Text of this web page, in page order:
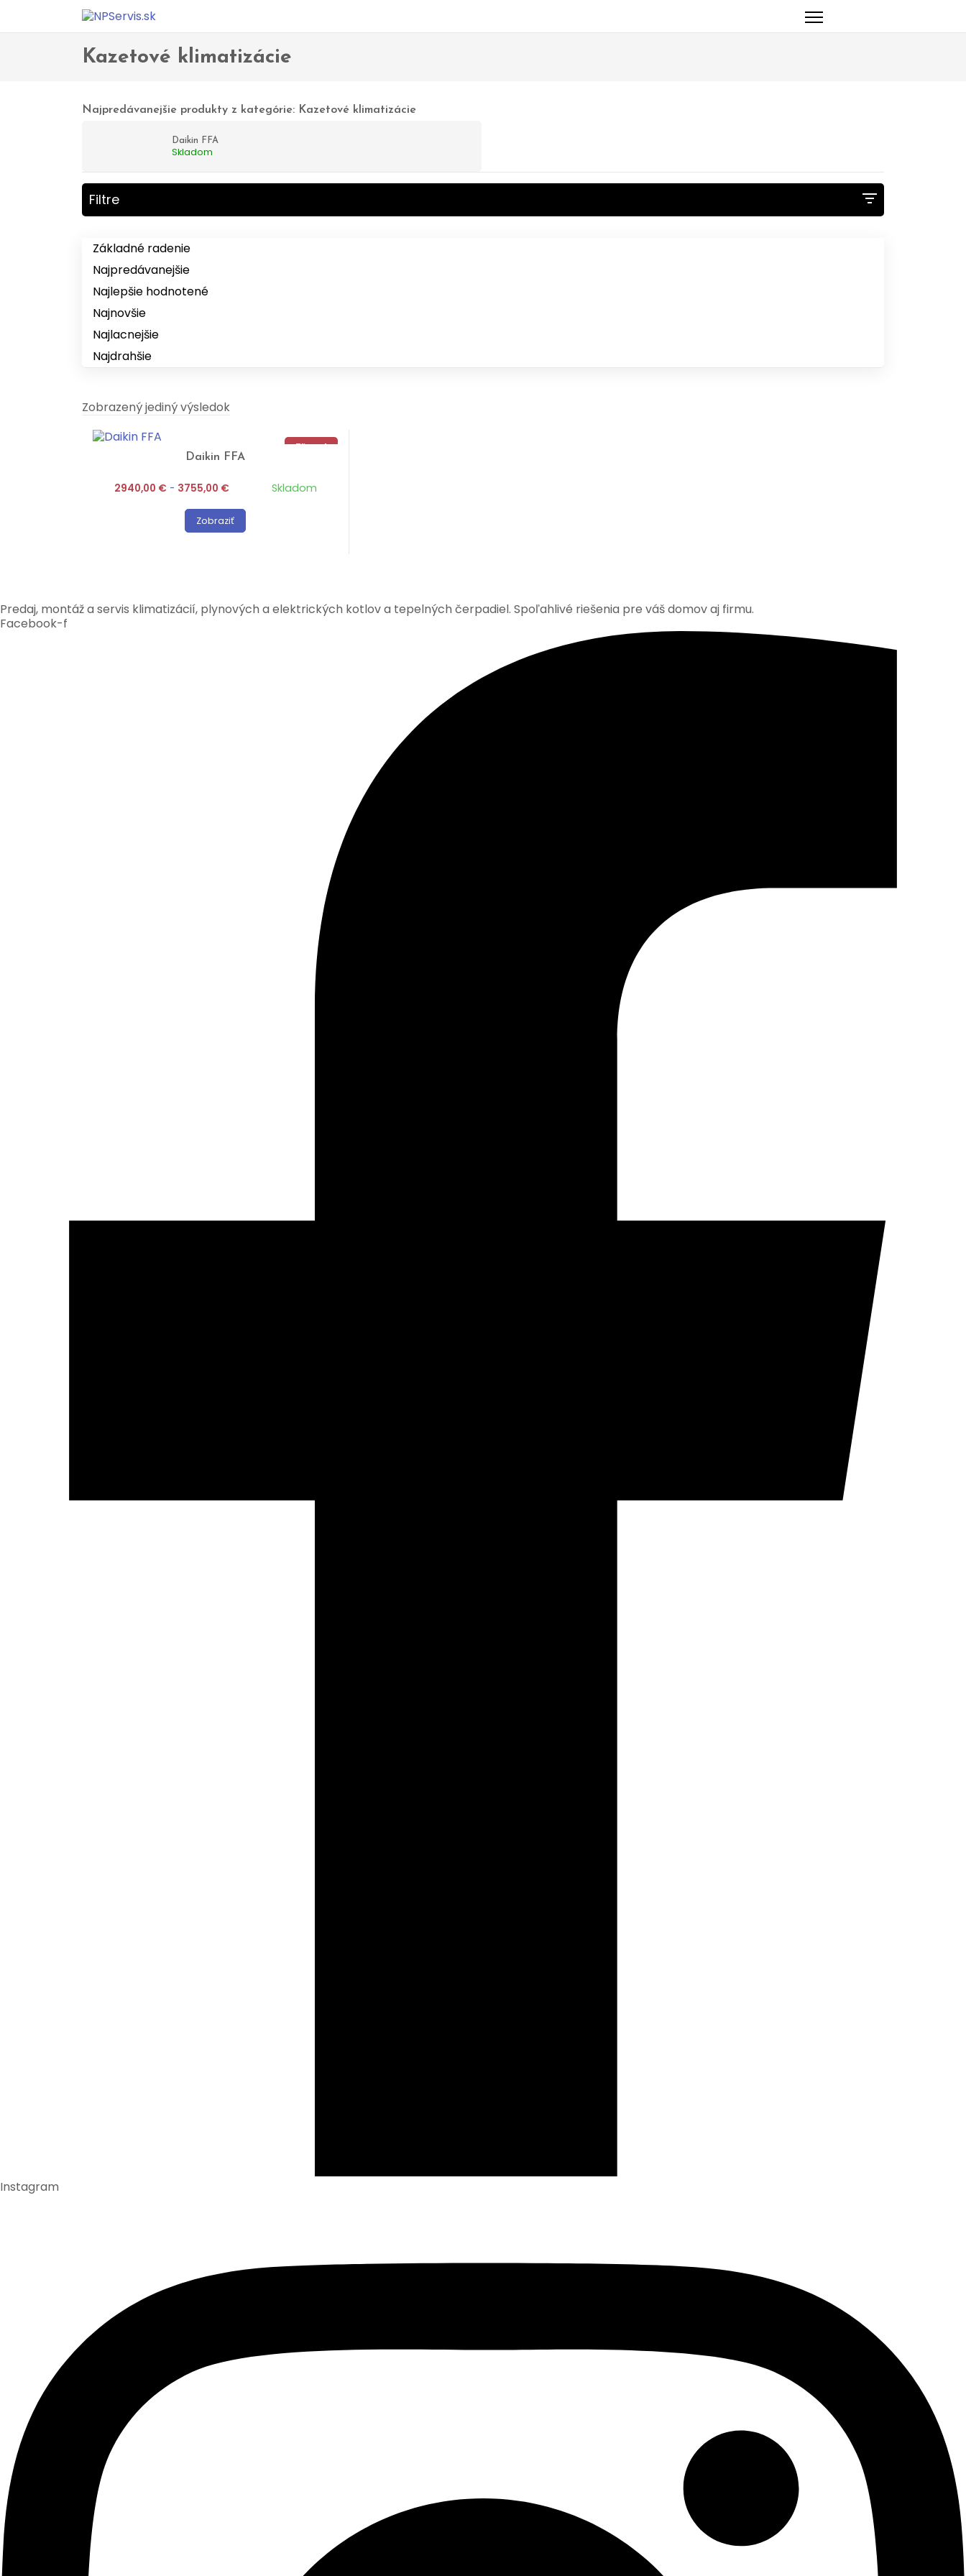
Domov > Obchod
Kazetové klimatizácie
Najpredávanejšie produkty z kategórie: Kazetové klimatizácie
Daikin FFA
Skladom
Filtre
Základné radenie
Najpredávanejšie
Najlepšie hodnotené
Najnovšie
Najlacnejšie
Najdrahšie
Zobrazený jediný výsledok
Zľava!
Daikin FFA
2940,00 € - 3755,00 € Skladom
Zobraziť
Predaj, montáž a servis klimatizácií, plynových a elektrických kotlov a tepelných čerpadiel. Spoľahlivé riešenia pre váš domov aj firmu.
Facebook-f
Instagram